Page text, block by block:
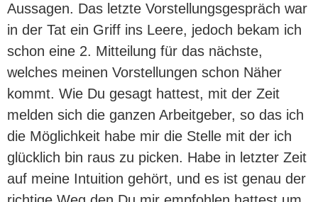
Aussagen. Das letzte Vorstellungsgespräch war
in der Tat ein Griff ins Leere, jedoch bekam ich
schon eine 2. Mitteilung für das nächste,
welches meinen Vorstellungen schon Näher
kommt. Wie Du gesagt hattest, mit der Zeit
melden sich die ganzen Arbeitgeber, so das ich
die Möglichkeit habe mir die Stelle mit der ich
glücklich bin raus zu picken. Habe in letzter Zeit
auf meine Intuition gehört, und es ist genau der